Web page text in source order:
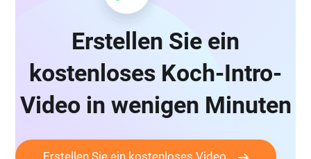
Erstellen Sie ein
kostenloses Koch-Intro-
Video in wenigen Minuten